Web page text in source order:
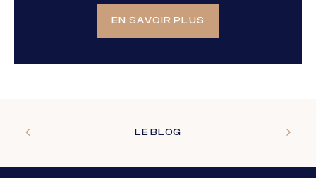
EN SAVOIR PLUS
LE BLOG